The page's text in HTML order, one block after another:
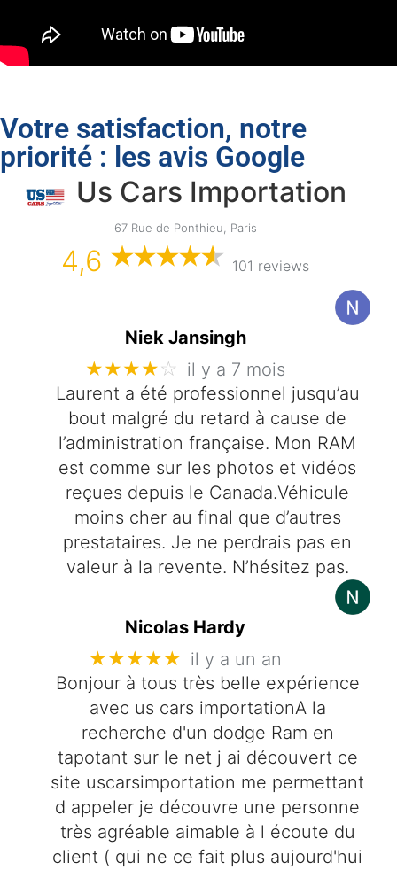
Votre satisfaction, notre
priorité : les avis Google
Us Cars Importation
67 Rue de Ponthieu, Paris
4,6 101 reviews
Niek Jansingh
★★★★☆ il y a 7 mois
Laurent a été professionnel jusqu’au
bout malgré du retard à cause de
l’administration française. Mon RAM
est comme sur les photos et vidéos
reçues depuis le Canada.Véhicule
moins cher au final que d’autres
prestataires. Je ne perdrais pas en
valeur à la revente. N’hésitez pas.
Nicolas Hardy
★★★★★ il y a un an
Bonjour à tous très belle expérience
avec us cars importationA la
recherche d'un dodge Ram en
tapotant sur le net j ai découvert ce
site uscarsimportation me permettant
d appeler je découvre une personne
très agréable aimable à l écoute du
client ( qui ne ce fait plus aujourd'hui